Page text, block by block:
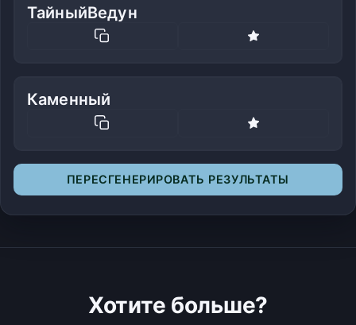
ТайныйВедун
Каменный
ПЕРЕСГЕНЕРИРОВАТЬ РЕЗУЛЬТАТЫ
Хотите больше?